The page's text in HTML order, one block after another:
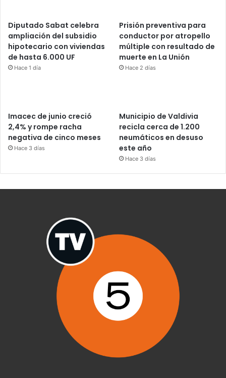
Diputado Sabat celebra
ampliación del subsidio
hipotecario con viviendas
de hasta 6.000 UF
Hace 1 día
Prisión preventiva para
conductor por atropello
múltiple con resultado de
muerte en La Unión
Hace 2 días
Imacec de junio creció
2,4% y rompe racha
negativa de cinco meses
Hace 3 días
Municipio de Valdivia
recicla cerca de 1.200
neumáticos en desuso
este año
Hace 3 días